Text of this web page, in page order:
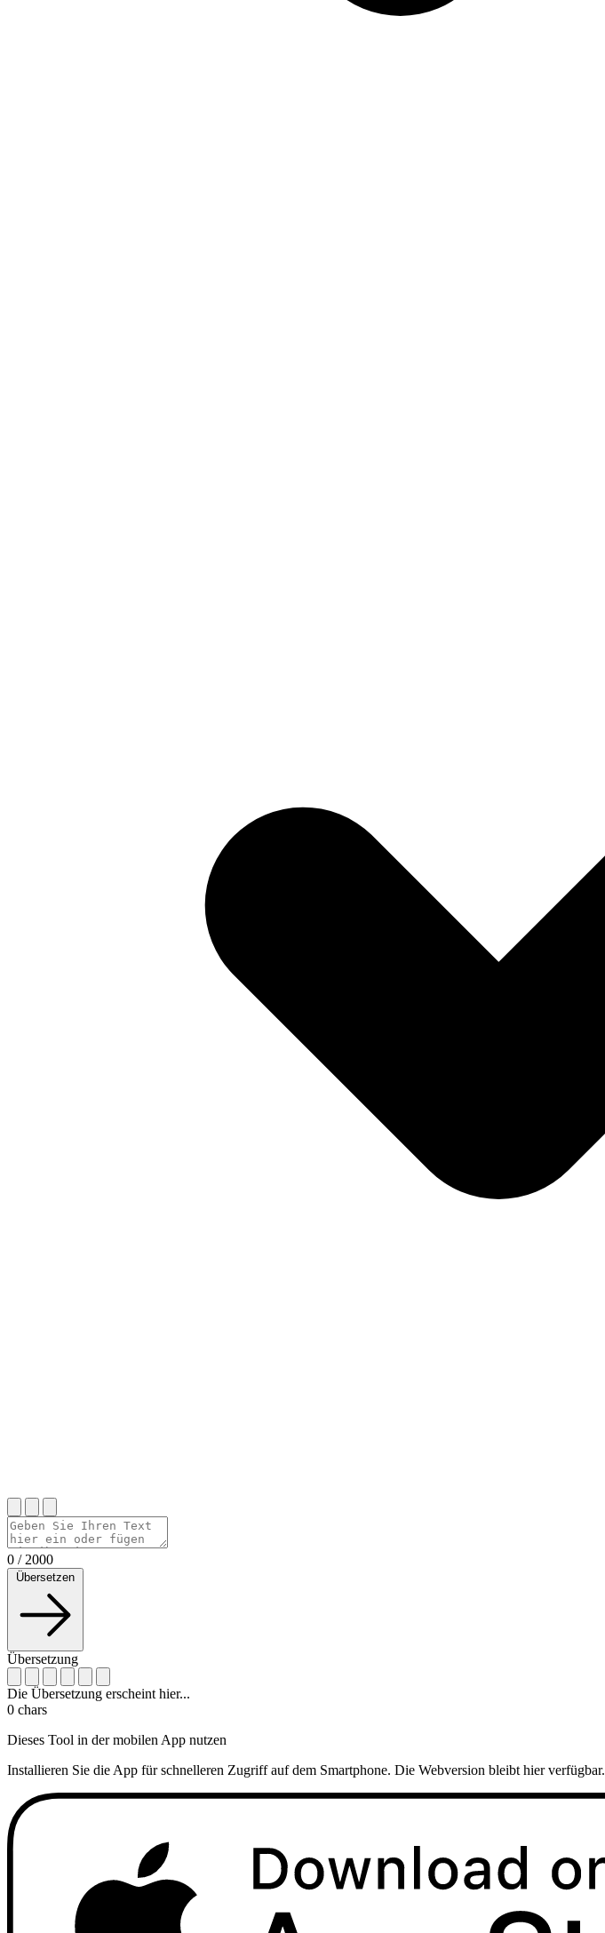
0 / 2000
Übersetzen
Übersetzung
Die Übersetzung erscheint hier...
0 chars
Dieses Tool in der mobilen App nutzen
Installieren Sie die App für schnelleren Zugriff auf dem Smartphone. Die Webversion bleibt hier verfügbar.